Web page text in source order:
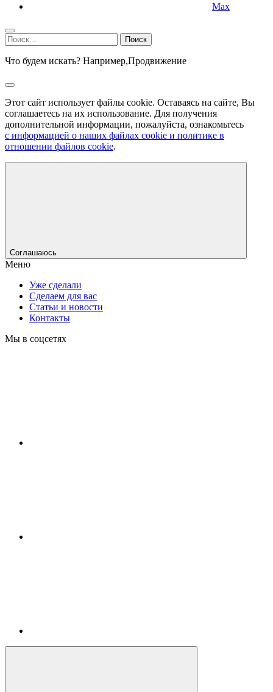
Max
Найти:
Что будем искать? Например,Продвижение
Этот сайт использует файлы cookie. Оставаясь на сайте, Вы
соглашаетесь на их использование. Для получения
дополнительной информации, пожалуйста, ознакомьтесь
с информацией о наших файлах cookie и политике в
отношении файлов cookie.
Соглашаюсь
Меню
Уже сделали
Сделаем для вас
Статьи и новости
Контакты
Мы в соцсетях